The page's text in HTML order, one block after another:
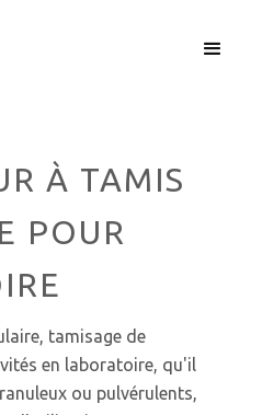
À TAMIS
POUR
tamisage de
en laboratoire, qu'il
ou pulvérulents,